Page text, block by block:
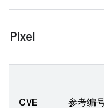
Pixel
CVE 参考编